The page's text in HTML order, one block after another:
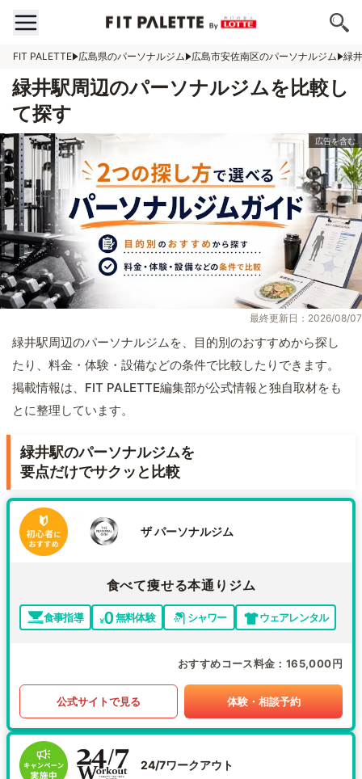
FIT PALETTE 広島県のパーソナルジム 広島市安佐南区のパーソナルジム 緑
緑井駅周辺のパーソナルジムを比較し
て探す
最終更新日：2026/08/07
緑井駅周辺のパーソナルジムを、目的別のおすすめから探し
たり、料金・体験・設備などの条件で比較したりできます。
掲載情報は、FIT PALETTE編集部が公式情報と独自取材をも
とに整理しています。
緑井駅のパーソナルジムを
要点だけでサクッと比較
ザ パーソナルジム
食べて痩せる本通りジム
食事指導 無料体験 シャワー ウェアレンタル
おすすめコース料金 165,000円
公式サイトで見る 体験・相談予約
24/7ワークアウト